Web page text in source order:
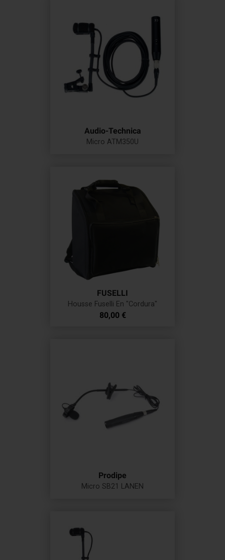
Audio-Technica
Micro ATM350U
FUSELLI
Housse Fuselli En "Cordura"
Prix
80,00 €
Prodipe
Micro SB21 LANEN